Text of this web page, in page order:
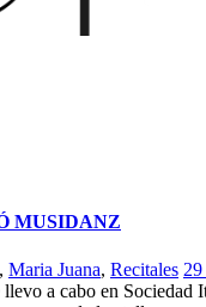
MUSIDANZ
, Maria Juana, Recitales
a cabo en Sociedad